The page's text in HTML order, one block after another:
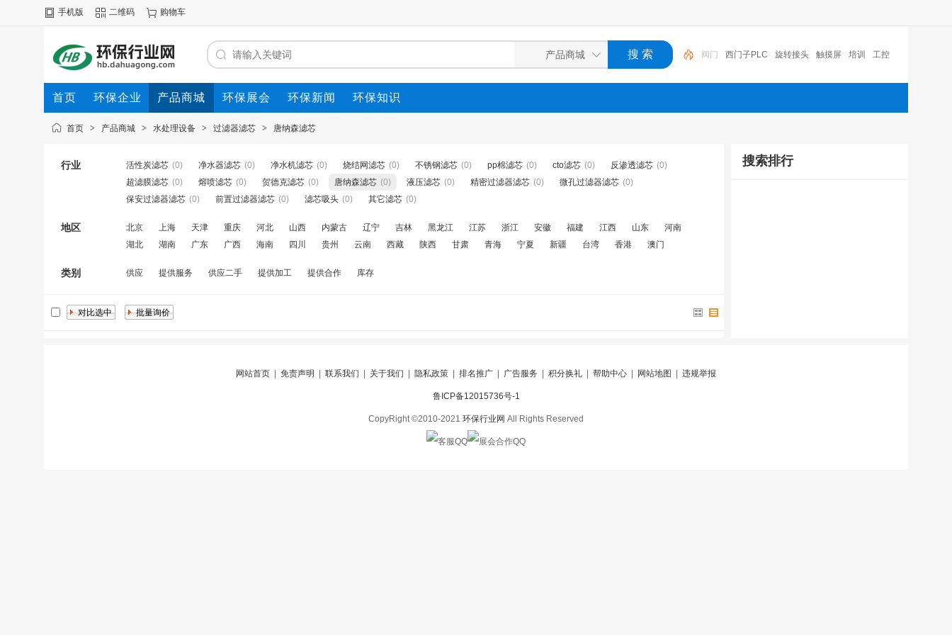
手机版 二维码 购物车
西门子PLC 旋转接头 触摸屏 培训 工控 工控机
变送器 球阀 plc 阀门
首页 环保企业 产品商城 环保展会 环保新闻 环保知识
首页 > 产品商城 > 水处理设备 > 过滤器滤芯 > 唐纳森滤芯
行业 活性炭滤芯 (0) 净水器滤芯 (0) 净水机滤芯 (0) 烧结网滤芯 (0) 不锈钢滤芯 (0) pp棉滤芯 (0) cto滤芯 (0) 反渗透滤芯 (0)
超滤膜滤芯 (0) 熔喷滤芯 (0) 贺德克滤芯 (0) 唐纳森滤芯 (0) 液压滤芯 (0) 精密过滤器滤芯 (0) 微孔过滤器滤芯 (0)
保安过滤器滤芯 (0) 前置过滤器滤芯 (0) 滤芯吸头 (0) 其它滤芯 (0)
地区 北京 上海 天津 重庆 河北 山西 内蒙古 辽宁 吉林 黑龙江 江苏 浙江 安徽 福建 江西 山东
河南
湖北
湖南 广东 广西 海南 四川 贵州 云南 西藏 陕西 甘肃 青海 宁夏 新疆 台湾 香港 澳门
类别 供应 提供服务 供应二手 提供加工 提供合作 库存
搜索排行
网站首页 免责声明 联系我们 关于我们 隐私政策 排名推广 广告服务 积分换礼 帮助中心 网站地图 违规举报
鲁ICP备12015736号-1
CopyRight ©2010-2021 环保行业网 All Rights Reserved